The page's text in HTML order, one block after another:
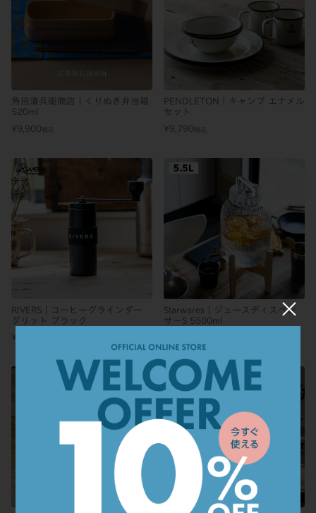
×
角田清兵衛商店｜くりぬき弁当箱
520ml
¥9,900 税込
PENDLETON｜キャンプ エナメル
セット
¥9,790 税込
RIVERS｜コーヒーグラインダー
グリット ブラック
¥
Starwares｜ジュースディスペン
サーS 5500ml